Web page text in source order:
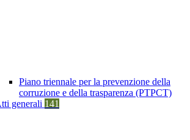
Piano triennale per la prevenzione della
corruzione e della trasparenza (PTPCT)
generali 141